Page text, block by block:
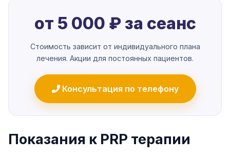
от 5 000 ₽ за сеанс
Стоимость зависит от индивидуального плана
лечения. Акции для постоянных пациентов.
Консультация по телефону
Показания к PRP терапии